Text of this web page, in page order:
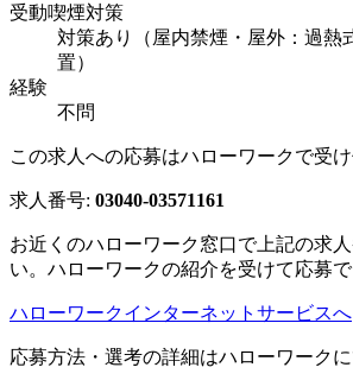
受動喫煙対策
対策あり（屋内禁煙・屋外：過熱
置）
経験
不問
この求人への応募はハローワークで受
求人番号: 03040-03571161
お近くのハローワーク窓口で上記の求
い。ハローワークの紹介を受けて応募で
ハローワークインターネットサービスへ
応募方法・選考の詳細はハローワークに